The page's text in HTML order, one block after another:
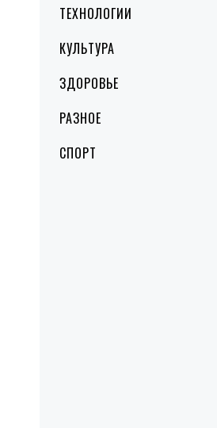
ТЕХНОЛОГИИ
КУЛЬТУРА
ЗДОРОВЬЕ
РАЗНОЕ
СПОРТ